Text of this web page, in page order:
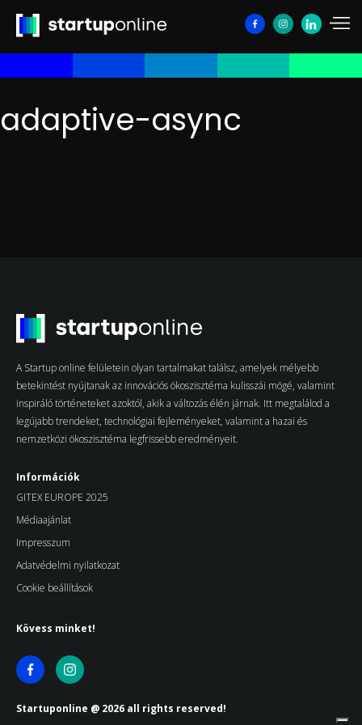
adaptive-async
A Startup online felületein olyan tartalmakat találsz, amelyek mélyebb
betekintést nyújtanak az innovációs ökoszisztéma kulisszái mögé, valamint
inspiráló történeteket azoktól, akik a változás élén járnak. Itt megtalálod a
legújabb trendeket, technológiai fejleményeket, valamint a hazai és
nemzetközi ökoszisztéma legfrissebb eredményeit.
Információk
GITEX EUROPE 2025
Médiaajánlat
Impresszum
Adatvédelmi nyilatkozat
Cookie beállítások
Kövess minket!
Startuponline @ 2026 all rights reserved!